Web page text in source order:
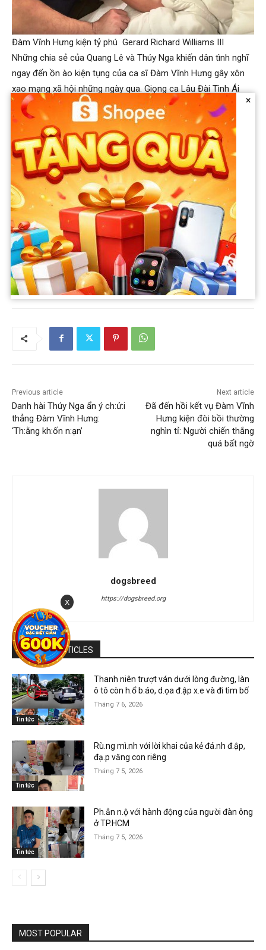
Đàm Vĩnh Hưng kiện tỷ phú Gerard Richard Williams III
Những chia sẻ của Quang Lê và Thúy Nga khiến dân tình nghĩ
ngay đến ồn ào kiện tụng của ca sĩ Đàm Vĩnh Hưng gây xôn
xao mạng xã hội những ngày qua. Giọng ca Lâu Đài Tình Ái
thưa kiện tỷ phú công nghệ Gerard Richard Williams III –
chồng ca sĩ Bích Tuyền – và đòi bồi thường 15 triệu USD.
Nguyên nhân là vì khi nam ca sĩ đến nhà vợ chồng ca sĩ Bích
Tuyền tiệc tùng đã trèo lên đài phun nước khiến đài này đổ
xuống chân, bị thương nặng đến mức phải cắt vài ngón chân.
Anh cho rằng chủ nhà phải chịu trách nhiệm bồi thường cho
những tổn thương về thể chất và tinh thần của mình. Phía ca
sĩ Bích Tuyền mới đây tuyên bố thẳng:“Về vụ kiện 15 triệu
USD của Đàm Vĩnh Hưng, ông xã tôi không có lỗi lầm gì cả
mà đòi bồi thường số tiền lớn như vậy. Chúng tôi sẽ ra tòa,
không thương lượng hay thỏa hiệp gì với Đàm Vĩnh Hưng”.
Previous article
Danh hài Thúy Nga ẩn ý ch:ử:i
thẳng Đàm Vĩnh Hưng:
‘Th:ằng kh:ốn n:ạn’
Next article
Đã đến hồi kết vụ Đàm Vĩnh
Hưng kiện đòi bồi thường
nghìn tỉ: Người chiến thắng
quá bất ngờ
dogsbreed
https://dogsbreed.org
RELATED ARTICLES
Tin tức
Thanh niên trượt ván dưới lòng đường, làn
ô tô còn h.ổ b.áo, d.ọa đ.ập x.e và đi tìm bố
Tháng 7 6, 2026
Tin tức
Rù.ng mì.nh với lời khai của kẻ đá.nh đ.ập,
đạ.p văng con riêng
Tháng 7 5, 2026
Tin tức
Ph.ẫn n.ộ với hành động của người đàn ông
ở TP.HCM
Tháng 7 5, 2026
MOST POPULAR
x
×